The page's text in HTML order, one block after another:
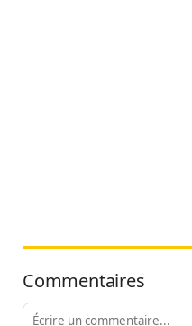
Commentaires